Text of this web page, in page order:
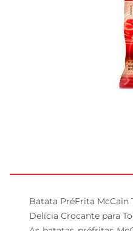
Batata PréFrita McCain
Delícia Crocante para